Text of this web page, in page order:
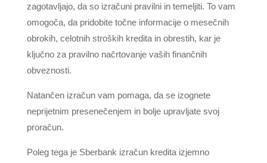
zagotavljajo, da so izračuni pravilni in temeljiti. To vam
omogoča, da pridobite točne informacije o mesečnih
obrokih, celotnih stroških kredita in obrestih, kar je
ključno za pravilno načrtovanje vaših finančnih
obveznosti.
Natančen izračun vam pomaga, da se izognete
neprijetnim presenečenjem in bolje upravljate svoj
proračun.
Poleg tega je Sberbank izračun kredita izjemno